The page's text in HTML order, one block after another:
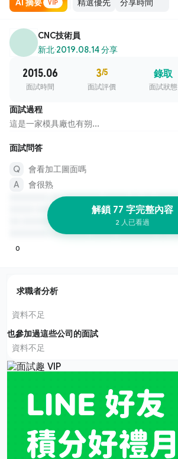
AI 摘要 VIP
CNC技術員
新北·2019.08.14 分享
2015.06
面試時間
3/5
面試評價
錄取
面試狀態
面試過程
這是一家模具廠也有朔...
面試問答
會看加工圖面嗎
會很熟
解鎖 77 字完整內容
2 人已看過
0
求職者分析
資料不足
也參加過這些公司的面試
資料不足